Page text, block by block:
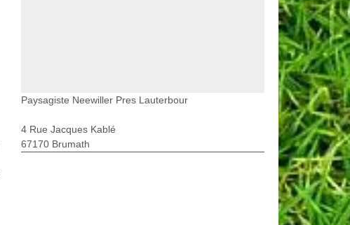
Paysagiste Neewiller Pres Lauterbour
4 Rue Jacques Kablé
67170 Brumath